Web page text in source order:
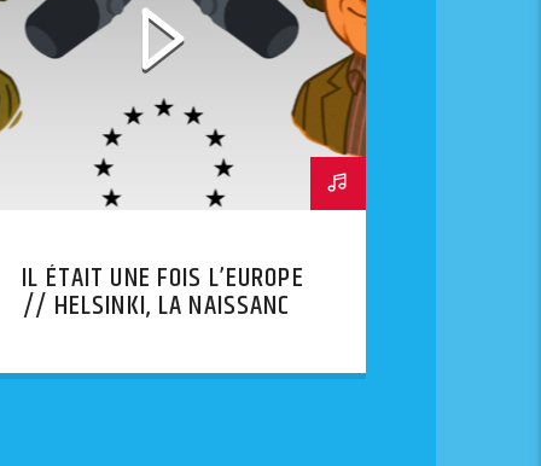
IL ÉTAIT UNE FOIS L’EUROPE
// HELSINKI, LA NAISSANCE